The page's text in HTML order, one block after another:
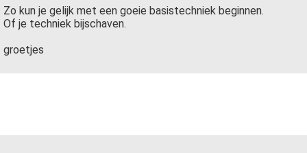
Zo kun je gelijk met een goeie basistechniek beginnen.
Of je techniek bijschaven.
groetjes